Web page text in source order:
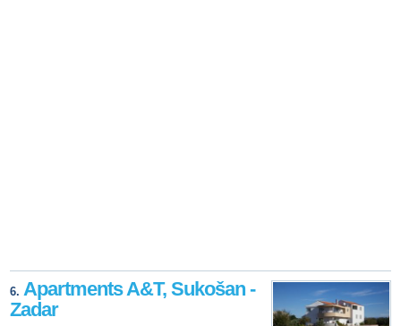
6. Apartments A&T, Sukošan -
Zadar